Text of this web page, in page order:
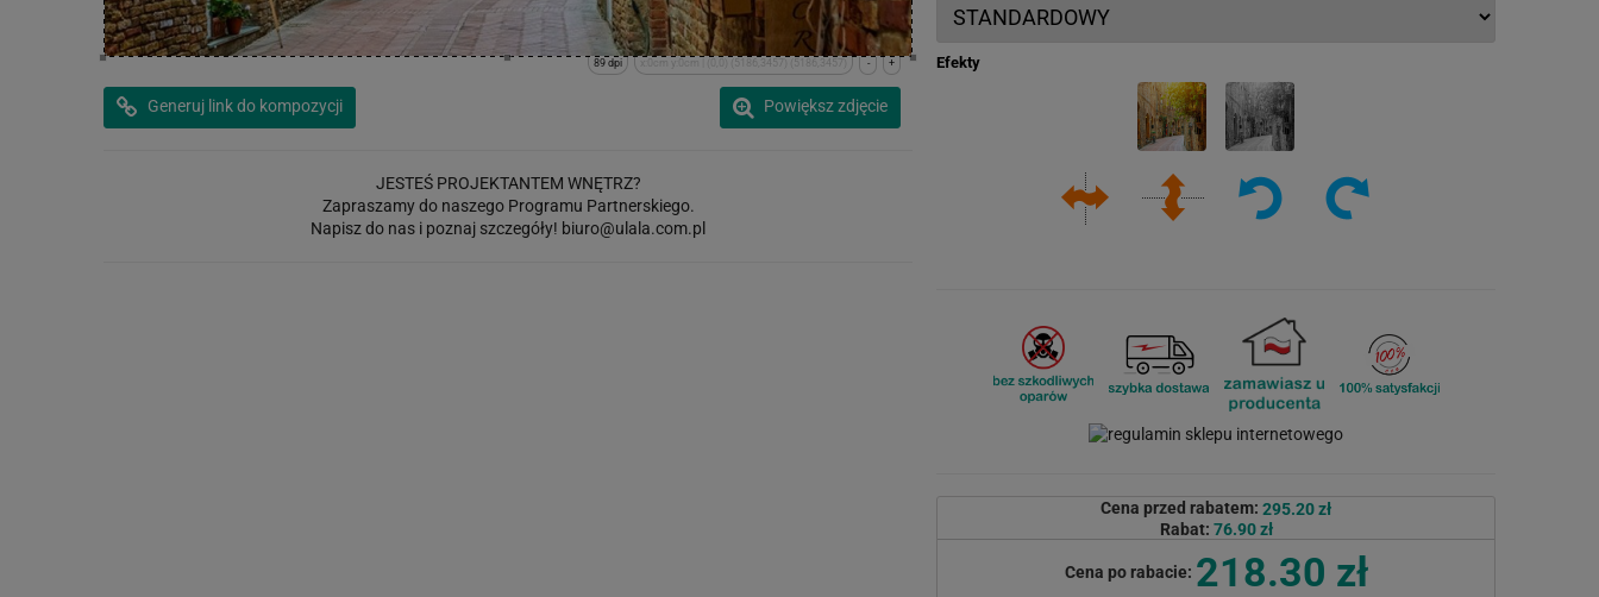
+
-
x:0cm y:0cm | (0,0) (5186,3457) (5186,3457)
89 dpi
Powiększ zdjęcie
Generuj link do kompozycji
JESTEŚ PROJEKTANTEM WNĘTRZ?
Zapraszamy do naszego Programu Partnerskiego.
Napisz do nas i poznaj szczegóły! biuro@ulala.com.pl
Efekty
Cena przed rabatem: 295.20 zł
Rabat: 76.90 zł
Cena po rabacie: 218.30 zł